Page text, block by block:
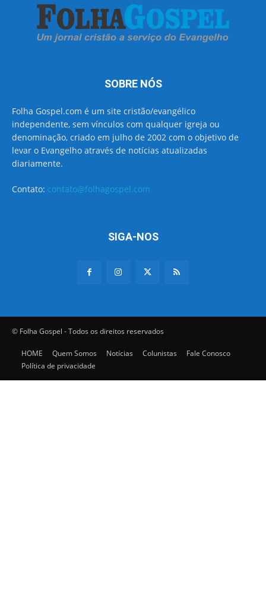
SOBRE NÓS
Folha Gospel.com é um site cristão/evangélico
independente, sem vínculos com qualquer igreja ou
denominação, criado em julho de 2002 com o objetivo de
levar o Evangelho através de notícias atualizadas
diariamente.
Contato: contato@folhagospel.com
SIGA-NOS
© Folha Gospel - Todos os direitos reservados
HOME Quem Somos Notícias Colunistas
Fale Conosco
Política de privacidade